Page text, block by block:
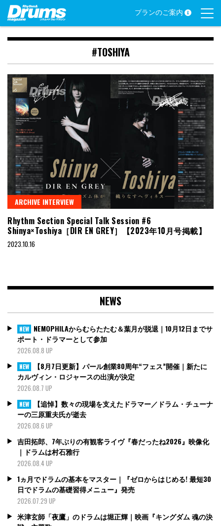
Skip
content
プランのご案内
#TOSHIYA
ARCHIVE INTERVIEW
Rhythm Section Special Talk Session #6
Shinya×Toshiya［DIR EN GREY］【2023年10月号掲載】
2023.10.16
NEWS
NEW NEMOPHILAからむらたたむ＆葉月が脱退｜10月12日までサ
ポート・ドラマーとして参加
2026.08.8 UP
NEW
【8月7日更新】パール創業80周年“フェス”開催｜新たに
カルヴィン・ロジャースの出演が決定
2026.08.7 UP
NEW
【追悼】数々の現場を支えたドラマー／ドラム・チューナ
ーの三原重夫氏が逝去
2026.08.6 UP
吉田拓郎、7年ぶりの有観客ライヴ『春だったね2026』映像化
｜ドラムは村石雅行
2026.08.4 UP
1ヵ月でドラムの基本をマスター｜『ゼロからはじめる! 最短30
日でドラムの基礎習得メニュー』発売
2026.07.29 UP
米津玄師「夜鷹」のドラムは堀正輝｜映画『キングダム 魂の決